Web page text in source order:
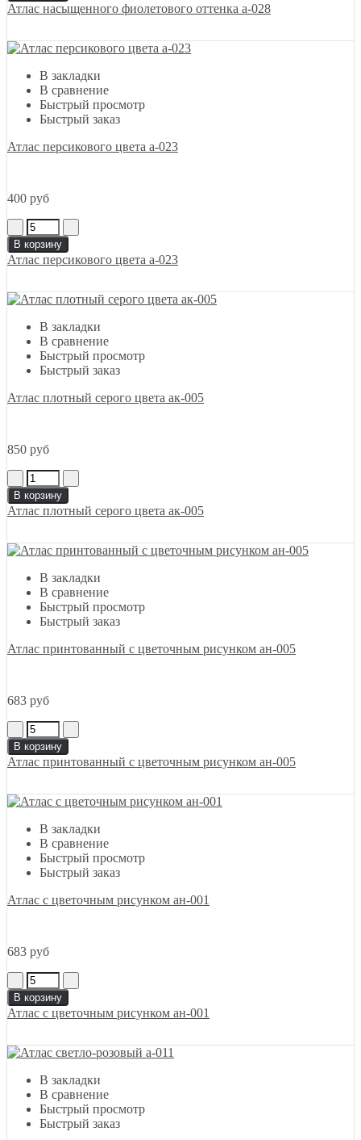
Атлас насыщенного фиолетового оттенка а-028
В закладки
В сравнение
Быстрый просмотр
Быстрый заказ
Атлас персикового цвета а-023
400 руб
В корзину
Атлас персикового цвета а-023
В закладки
В сравнение
Быстрый просмотр
Быстрый заказ
Атлас плотный серого цвета ак-005
850 руб
В корзину
Атлас плотный серого цвета ак-005
В закладки
В сравнение
Быстрый просмотр
Быстрый заказ
Атлас принтованный с цветочным рисунком ан-005
683 руб
В корзину
Атлас принтованный с цветочным рисунком ан-005
В закладки
В сравнение
Быстрый просмотр
Быстрый заказ
Атлас с цветочным рисунком ан-001
683 руб
В корзину
Атлас с цветочным рисунком ан-001
В закладки
В сравнение
Быстрый просмотр
Быстрый заказ